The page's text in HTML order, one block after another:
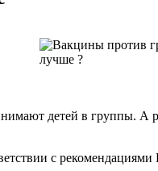
детей в группы. А
с